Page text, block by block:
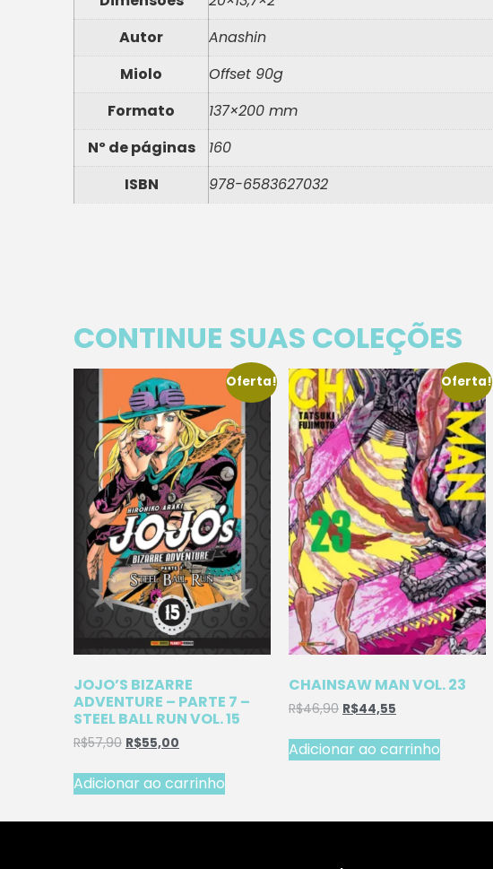
Autor
Anashin
Miolo
Offset 90g
Formato
137×200 mm
Nº de páginas
160
ISBN
978-6583627032
CONTINUE SUAS COLEÇÕES
Oferta!
JOJO’S BIZARRE
ADVENTURE – PARTE 7 –
STEEL BALL RUN VOL. 15
R$57,90 R$55,00
Adicionar ao carrinho
Oferta!
CHAINSAW MAN VOL. 23
R$46,90 R$44,55
Adicionar ao carrinho